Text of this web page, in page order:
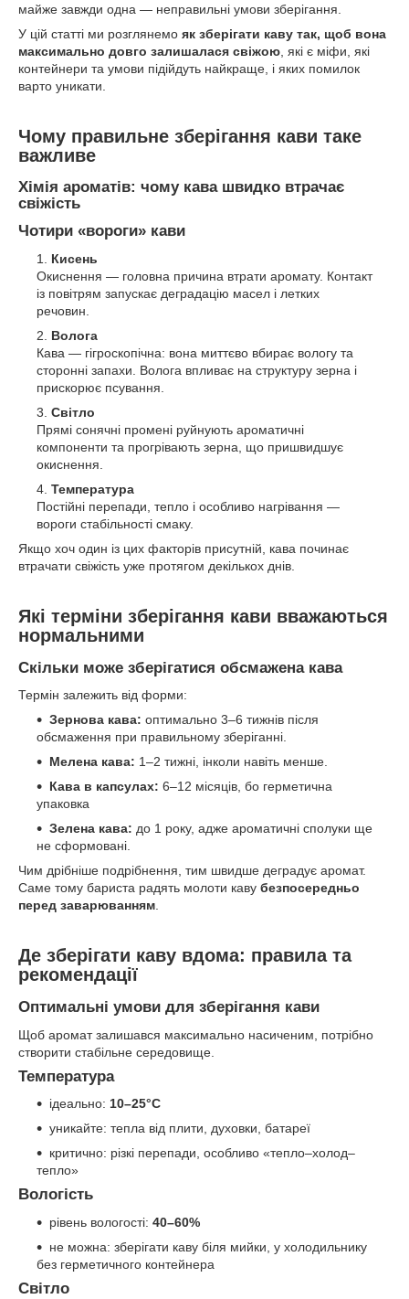
майже завжди одна — неправильні умови зберігання.
У цій статті ми розглянемо як зберігати каву так, щоб вона
максимально довго залишалася свіжою , які є міфи, які
контейнери та умови підійдуть найкраще, і яких помилок
варто уникати.
Чому правильне зберігання кави таке
важливе
Хімія ароматів: чому кава швидко втрачає
свіжість
Чотири «вороги» кави
Кисень
Окиснення — головна причина втрати аромату. Контакт
із повітрям запускає деградацію масел і летких
речовин.
Волога
Кава — гігроскопічна: вона миттєво вбирає вологу та
сторонні запахи. Волога впливає на структуру зерна і
прискорює псування.
Світло
Прямі сонячні промені руйнують ароматичні
компоненти та прогрівають зерна, що пришвидшує
окиснення.
Температура
Постійні перепади, тепло і особливо нагрівання —
вороги стабільності смаку.
Якщо хоч один із цих факторів присутній, кава починає
втрачати свіжість уже протягом декількох днів.
Які терміни зберігання кави вважаються
нормальними
Скільки може зберігатися обсмажена кава
Термін залежить від форми:
Зернова кава: оптимально 3–6 тижнів після
обсмаження при правильному зберіганні.
Мелена кава: 1–2 тижні, інколи навіть менше.
Кава в капсулах: 6–12 місяців, бо герметична
упаковка
Зелена кава: до 1 року, адже ароматичні сполуки ще
не сформовані.
Чим дрібніше подрібнення, тим швидше деградує аромат.
Саме тому бариста радять молоти каву безпосередньо
перед заварюванням.
Де зберігати каву вдома: правила та
рекомендації
Оптимальні умови для зберігання кави
Щоб аромат залишався максимально насиченим, потрібно
створити стабільне середовище.
Температура
ідеально: 10–25°C
уникайте: тепла від плити, духовки, батареї
критично: різкі перепади, особливо «тепло–холод–
тепло»
Вологість
рівень вологості: 40–60%
не можна: зберігати каву біля мийки, у холодильнику
без герметичного контейнера
Світло